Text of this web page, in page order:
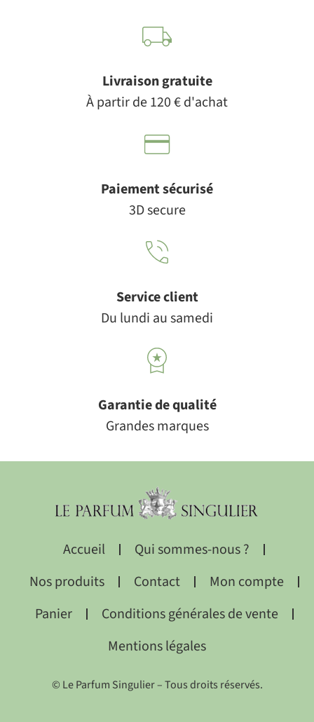
Livraison gratuite
À partir de 120 € d'achat
Paiement sécurisé
3D secure
Service client
Du lundi au samedi
Garantie de qualité
Grandes marques
Accueil
Qui sommes-nous ?
Nos produits
Contact
Mon compte
Panier
Conditions générales de vente
Mentions légales
© Le Parfum Singulier – Tous droits réservés.